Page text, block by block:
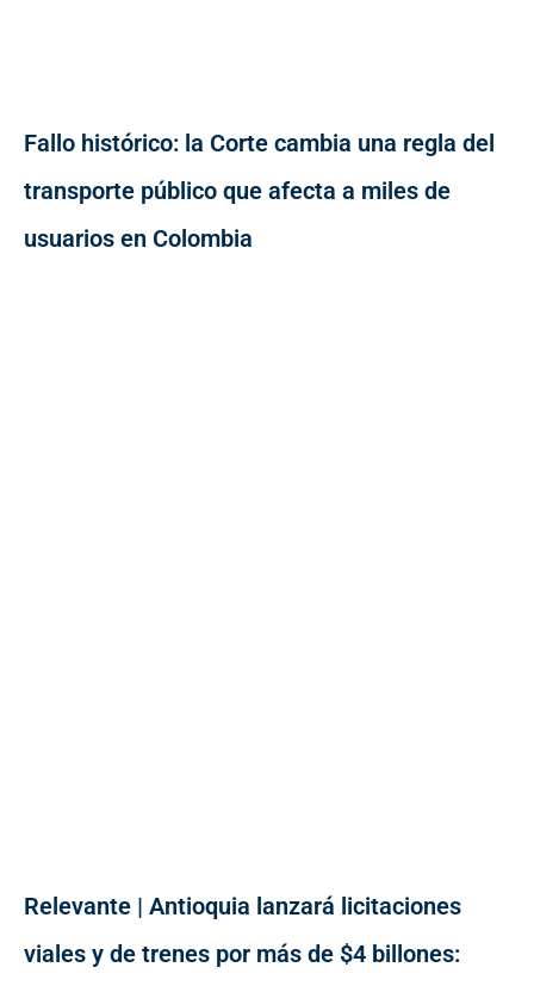
Fallo histórico: la Corte cambia una regla del
transporte público que afecta a miles de
usuarios en Colombia
Relevante | Antioquia lanzará licitaciones
viales y de trenes por más de $4 billones: